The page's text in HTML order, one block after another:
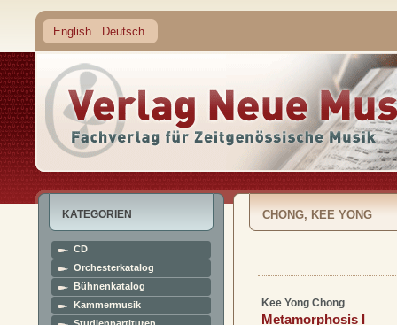
English Deutsch
KATEGORIEN
CD
Orchesterkatalog
Bühnenkatalog
Kammermusik
CHONG, KEE YONG
Kee Yong Chong
Metamorphosis I